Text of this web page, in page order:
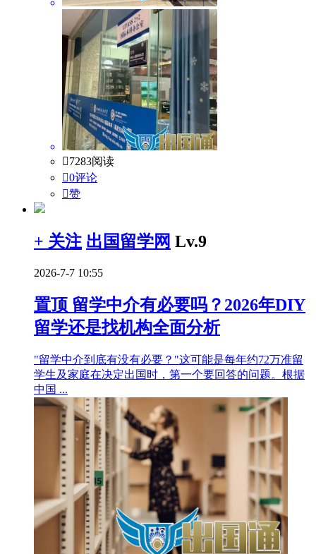
7283阅读
0评论
赞
+ 关注 出国留学网 Lv.9
2026-7-7 10:55
置顶 留学中介有必要吗？2026年DIY
留学还是找机构全面分析
"留学中介到底有没有必要？"这可能是每年约72万准留
学生及家庭在决定出国时，第一个要回答的问题。根据
中国 ...